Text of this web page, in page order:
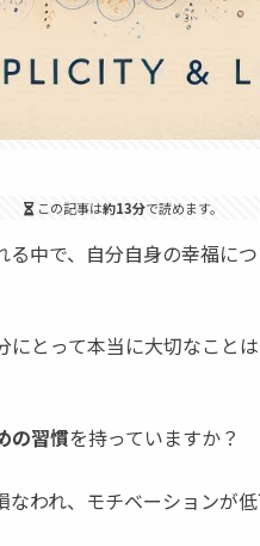
この記事は約13分で読めます。
中で、自分自身の幸福に
とって本当に大切なこと
の習慣を持っていますか？
われ、モチベーションが